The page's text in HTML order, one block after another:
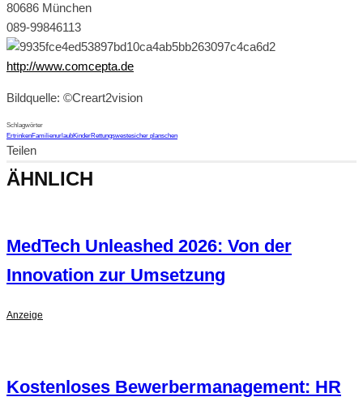
80686 München
089-99846113
http://www.comcepta.de
Bildquelle: ©Creart2vision
Schlagwörter
ErtrinkenFamilienurlaubKinderRettungswestesicher planschen
Teilen
ÄHNLICH
MedTech Unleashed 2026: Von der
Innovation zur Umsetzung
Anzeige
Kostenloses Bewerbermanagement: HR